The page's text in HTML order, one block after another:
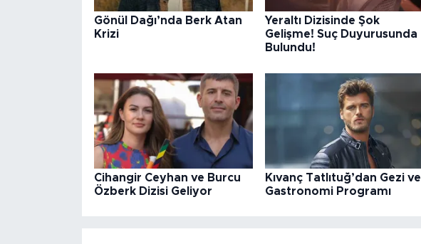
Gönül Dağı’nda Berk Atan
Krizi
Yeraltı Dizisinde Şok
Gelişme! Suç Duyurusunda
Bulundu!
Cihangir Ceyhan ve Burcu
Özberk Dizisi Geliyor
Kıvanç Tatlıtuğ’dan Gezi ve
Gastronomi Programı